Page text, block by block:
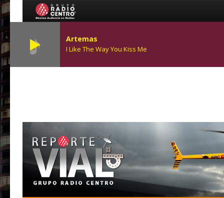
Artemas
I Like The Way You Kiss Me